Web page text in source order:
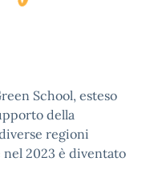
School, esteso
della
regioni
2023 è diventato